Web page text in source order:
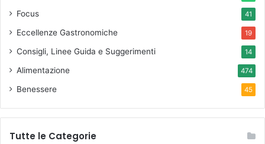
Focus 41
Eccellenze Gastronomiche 19
Consigli, Linee Guida e Suggerimenti 14
Alimentazione 474
Benessere 45
Tutte le Categorie